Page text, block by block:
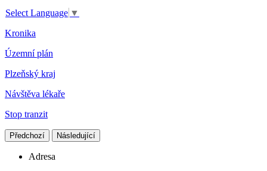
Select Language ▼
Kronika
Územní plán
Plzeňský kraj
Návštěva lékaře
Stop tranzit
Předchozí Následující
Adresa